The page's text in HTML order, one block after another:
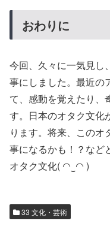
おわりに
今回、久々に一気見し
事にしました。最近の
て、感動を覚えたり、
す。日本のオタク文化
ります。将来、このオ
事になるかも！？など
オタク文化( ◠‿◠ )
33 文化・芸術